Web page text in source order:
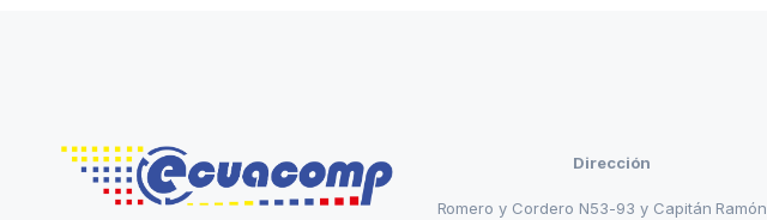
Dirección
Romero y Cordero N53-93 y Capitán Ramón